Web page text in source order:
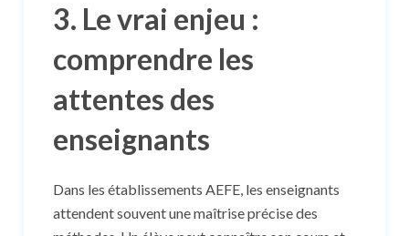
3. Le vrai enjeu :
comprendre les
attentes des
enseignants
Dans les établissements AEFE, les enseignants
attendent souvent une maîtrise précise des